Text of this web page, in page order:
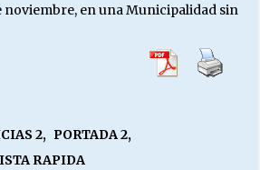
noviembre, en una Municipalidad sin
2, PORTADA 2,
RAPIDA